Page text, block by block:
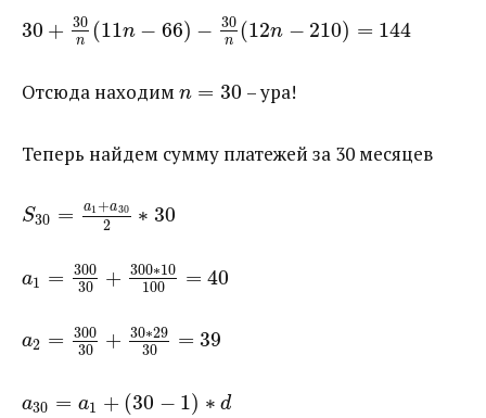
30 + 30
n (11n − 66) − 30
n (12n − 210) = 144
Отсюда находим ​ n = 30 ​ – ура!
Теперь найдем сумму платежей за 30 месяцев
S30 = a1 +a30
2 ∗ 30
a1 =
300
30
+ 300∗10
100
= 40
a2 =
300
30
+ 30∗29
30
= 39
a30 = a1 + (30 − 1) ∗ d